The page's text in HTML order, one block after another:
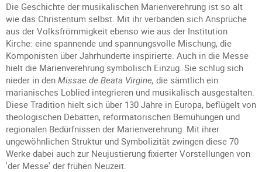
Die Geschichte der musikalischen Marienverehrung ist so alt
wie das Christentum selbst. Mit ihr verbanden sich Ansprüche
aus der Volksfrömmigkeit ebenso wie aus der Institution
Kirche: eine spannende und spannungsvolle Mischung, die
Komponisten über Jahrhunderte inspirierte. Auch in die Messe
hielt die Marienverehrung symbolisch Einzug. Sie schlug sich
nieder in den Missae de Beata Virgine, die sämtlich ein
marianisches Loblied integrieren und musikalisch ausgestalten.
Diese Tradition hielt sich über 130 Jahre in Europa, beflügelt von
theologischen Debatten, reformatorischen Bemühungen und
regionalen Bedürfnissen der Marienverehrung. Mit ihrer
ungewöhnlichen Struktur und Symbolizität zwingen diese 70
Werke dabei auch zur Neujustierung fixierter Vorstellungen von
'der Messe' der frühen Neuzeit.